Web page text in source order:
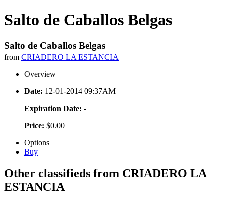
Salto de Caballos Belgas
Salto de Caballos Belgas
from CRIADERO LA ESTANCIA
Overview
Date: 12-01-2014 09:37AM
Expiration Date: -
Price: $0.00
Options
Buy
Other classifieds from CRIADERO LA
ESTANCIA